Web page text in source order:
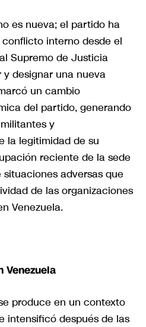
es nueva; el partido ha
interno desde el
Supremo de Justicia
designar una nueva
un cambio
del partido, generando
y
la legitimidad de su
reciente de la sede
adversas que
de las organizaciones
Venezuela.
Venezuela
produce en un contexto
intensificó después de las